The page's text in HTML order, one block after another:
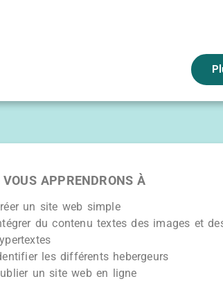
VOUS APPRENDRONS À
un site web simple
du contenu textes des images et
les différents hebergeurs
un site web en ligne